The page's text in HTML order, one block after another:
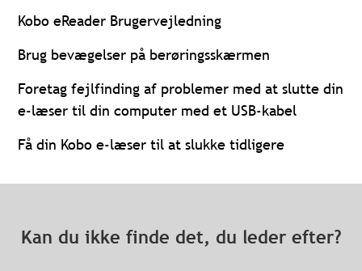
Kobo eReader Brugervejledning
Brug bevægelser på berøringsskærmen
Foretag fejlfinding af problemer med at slutte din
e-læser til din computer med et USB-kabel
Få din Kobo e-læser til at slukke tidligere
Kan du ikke finde det, du leder efter?